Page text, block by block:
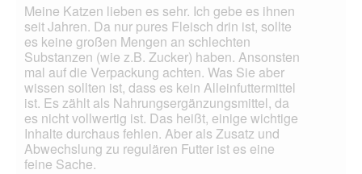
Meine Katzen lieben es sehr. Ich gebe es ihnen
seit Jahren. Da nur pures Fleisch drin ist, sollte
es keine großen Mengen an schlechten
Substanzen (wie z.B. Zucker) haben. Ansonsten
mal auf die Verpackung achten. Was Sie aber
wissen sollten ist, dass es kein Alleinfuttermittel
ist. Es zählt als Nahrungsergänzungsmittel, da
es nicht vollwertig ist. Das heißt, einige wichtige
Inhalte durchaus fehlen. Aber als Zusatz und
Abwechslung zu regulären Futter ist es eine
feine Sache.